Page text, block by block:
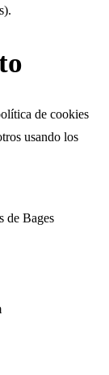
de cookies
usando los
de Bages